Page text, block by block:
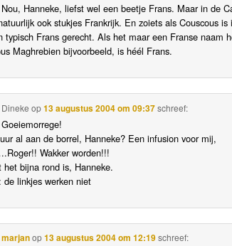
Nou, Hanneke, liefst wel een beetje Frans. Maar in de
ook stukjes Frankrijk. En zoiets als Couscous is
typisch Frans gerecht. Als het maar een Franse naam
Maghrebien bijvoorbeeld, is héél Frans.
Dineke op13 augustus 2004 om 09:37schreef:
Goeiemorrege!
al aan de borrel, Hanneke? Een infusion voor mij,
Wakker worden!!!
het bijna rond is, Hanneke.
de linkjes werken niet
marjanop13 augustus 2004 om 12:19schreef: